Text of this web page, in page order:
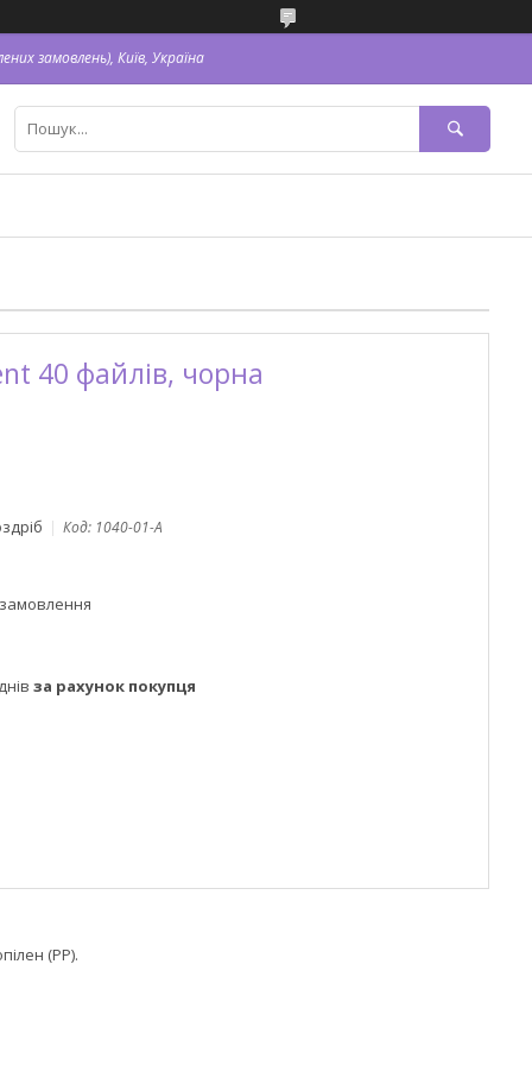
замовлень), Київ, Україна
40 файлів, чорна
Код: 1040-01-A
за рахунок покупця
(РР).